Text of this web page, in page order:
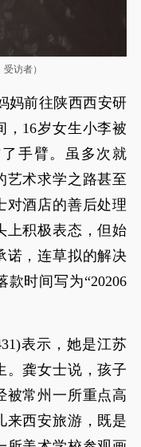
访者）
妈前往陕西西安研
，16岁女生小李被
手臂。虽多次就
艺术求学之路甚至
对酒店的善后处理
上积极表态，但始
诺，连草拟的解决
时间写为“20206
表示，她是江苏
。龚女士说，孩子
被常州一所重点高
来西安旅游，既是